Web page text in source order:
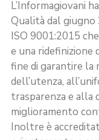
L’Informagiovani
Qualità dal
ISO 9001:2015
e una
fine di garantire la
dell’utenza,
trasparenza e alla
miglioramento
Inoltre è